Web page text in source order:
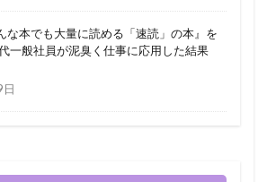
な本でも大量に読める「速読」の本』を
一般社員が泥臭く仕事に応用した結果